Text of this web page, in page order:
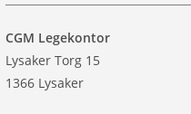
CGM Legekontor
Lysaker Torg 15
1366 Lysaker